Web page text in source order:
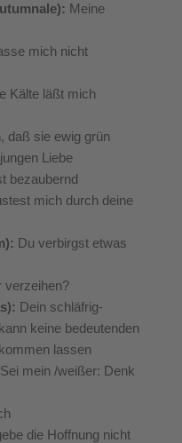
Meine
mich nicht
Kälte läßt mich
daß sie ewig grün
Liebe
bezaubernd
mich durch deine
Du verbirgst etwas
verzeihen?
Dein schläfrig-
keine bedeutenden
lassen
mein /weißer: Denk
die Hoffnung nicht